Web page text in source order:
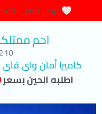
عرض خاص
احم
210 تقييم
كاميرا أمان واى
اطلبه الحين بسعر